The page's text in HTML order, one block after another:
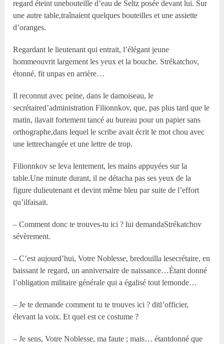
regard éteint unebouteille d’eau de Seltz posée devant lui. Sur
une autre table,traînaient quelques bouteilles et une assiette
d’oranges.
Regardant le lieutenant qui entrait, l’élégant jeune
hommeouvrit largement les yeux et la bouche. Strékatchov,
étonné, fit unpas en arrière…
Il reconnut avec peine, dans le damoiseau, le
secrétaired’administration Filionnkov, que, pas plus tard que le
matin, ilavait fortement tancé au bureau pour un papier sans
orthographe,dans lequel le scribe avait écrit le mot chou avec
une lettrechangée et une lettre de trop.
Filionnkov se leva lentement, les mains appuyées sur la
table.Une minute durant, il ne détacha pas ses yeux de la
figure dulieutenant et devint même bleu par suite de l’effort
qu’ilfaisait.
– Comment donc te trouves-tu ici ? lui demandaStrékatchov
sévèrement.
– C’est aujourd’hui, Votre Noblesse, bredouilla lesecrétaire, en
baissant le regard, un anniversaire de naissance…Étant donné
l’obligation militaire générale qui a égalisé tout lemonde…
– Je te demande comment tu te trouves ici ? ditl’officier,
élevant la voix. Et quel est ce costume ?
– Je sens, Votre Noblesse, ma faute ; mais… étantdonné que